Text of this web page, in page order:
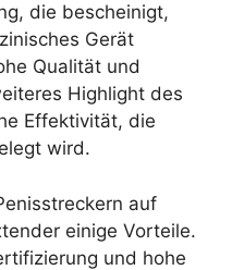
die bescheinigt,
Gerät
Qualität und
Highlight des
Effektivität, die
wird.
auf
einige Vorteile.
und hohe